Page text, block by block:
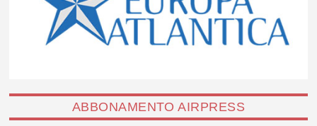
ABBONAMENTO AIRPRESS